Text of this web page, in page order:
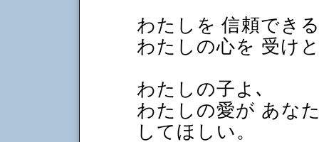
わたしを 信頼でき
わたしの心を 受け
わたしの子よ､
わたしの愛が あな
してほしい。